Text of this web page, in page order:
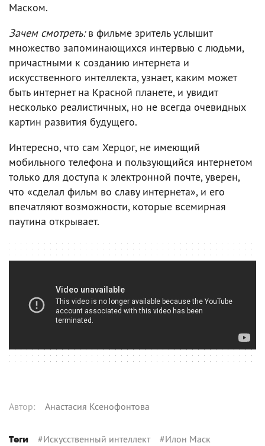
Маском.
Зачем смотреть:в фильме зритель услышит
множество запоминающихся интервью с людьми,
причастными к созданию интернета и
искусственного интеллекта, узнает, каким может
быть интернет на Красной планете, и увидит
несколько реалистичных, но не всегда очевидных
картин развития будущего.
Интересно, что сам Херцог, не имеющий
мобильного телефона и пользующийся интернетом
только для доступа к электронной почте, уверен,
что «сделал фильм во славу интернета», и его
впечатляют возможности, которые всемирная
паутина открывает.
Автор: Анастасия Ксенофонтова
Теги #Искусственный интеллект#Илон Маск